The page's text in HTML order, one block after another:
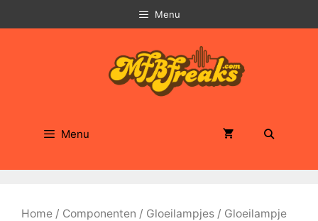
naar
Menu
Menu
Home / Componenten / Gloeilampjes / Gloeilampje